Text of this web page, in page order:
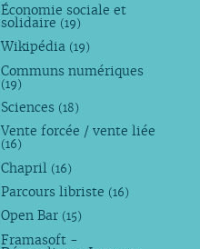
Économie sociale et
solidaire (19)
Wikipédia (19)
Communs numériques
(19)
Sciences (18)
Vente forcée / vente liée
(16)
Chapril (16)
Parcours libriste (16)
Open Bar (15)
Framasoft -